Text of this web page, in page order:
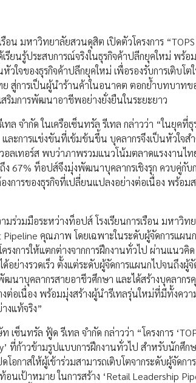
อน มหาวิทยาลัยสวนดุสิต เปิดตัวโครงการ
ยนรู้ประสบการณ์จริงในธุรกิจค้าปลีกยุคใหม่ พร้อ
วใจของธุรกิจค้าปลีกยุคใหม่ เพื่อรองรับการเติบโ
สู่การเป็นผู้นำร้านค้าในอนาคต ตอกย้ำบทบาท
มการพัฒนาอาชีพอย่างยั่งยืนในระยะยาว
ล จำกัด ในเครือเซ็นทรัล รีเทล กล่าวว่า “ในยุคที่
ละการแข่งขันที่เข้มข้นขึ้น บุคลากรจึงเป็นหัวใจส
อลเทอร์ส พบว่าภาพรวมแนวโน้มตลาดแรงงานไ
ท็อปส์จึงมุ่งพัฒนาบุคลากรเชิงรุก ควบคู่กับ
ารของธุรกิจที่เปลี่ยนแปลงอย่างต่อเนื่อง พร้อม
มร่วมมือระหว่างท็อปส์ โรงเรียนการเรือน มหาวิ
คุณภาพ โดยเฉพาะในระดับผู้จัดการแผน
งการให้แตกต่างจากการฝึกงานทั่วไป ผ่านแนวคิ
อย่างรวดเร็ว ตั้งแต่ระดับผู้จัดการแผนกไปจนถึงผู้
ฒนาบุคลากรสายอาชีวศึกษา และได้สร้างบุคลา
อเนื่อง พร้อมมุ่งสร้างผู้นำรีเทลรุ่นใหม่ที่มีทั้งควา
งแท้จริง”
ซ็นทรัล ฟู้ด รีเทล จำกัด กล่าวว่า “โครงการ
ที่ก้าวข้ามรูปแบบการฝึกงานทั่วไป สำหรับนักศึก
อกาสให้ผู้เข้าร่วมสามารถเติบโตจากระดับผู้จัดก
เป้าหมาย ในการสร้าง ‘Retail Leadership